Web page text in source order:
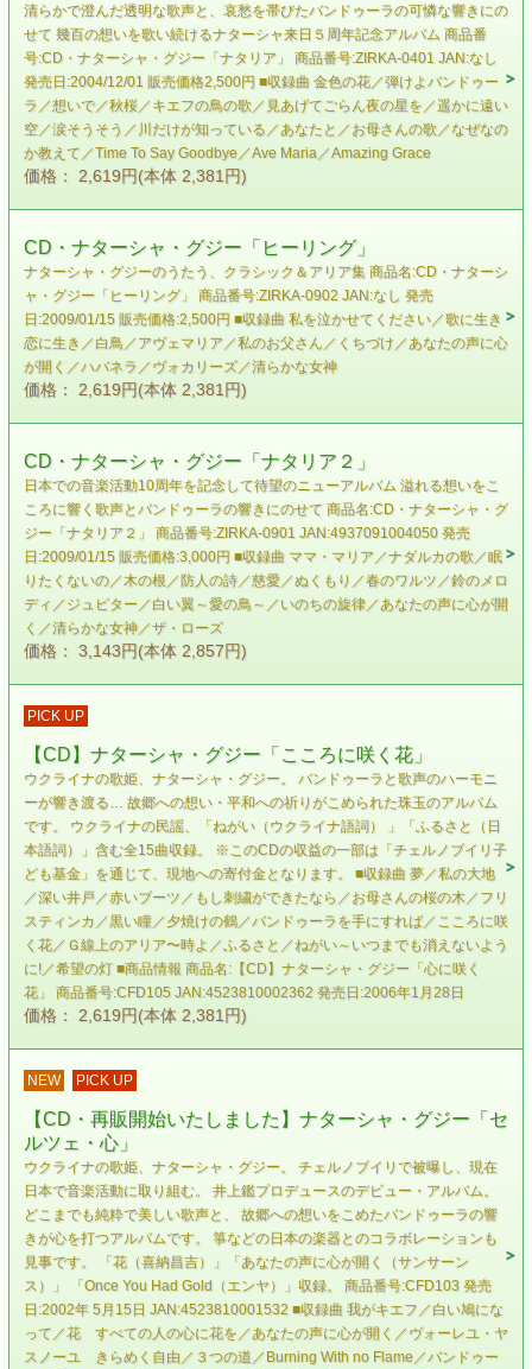
清らかで澄んだ透明な歌声と、哀愁を帯びたバンドゥーラの可憐な響きにの
せて 幾百の想いを歌い続けるナターシャ来日５周年記念アルバム 商品番
号:CD・ナターシャ・グジー「ナタリア」 商品番号:ZIRKA-0401 JAN:なし
発売日:2004/12/01 販売価格2,500円 ■収録曲 金色の花／弾けよバンドゥー
ラ／想いで／秋桜／キエフの鳥の歌／見あげてごらん夜の星を／遥かに遠い
空／涙そうそう／川だけが知っている／あなたと／お母さんの歌／なぜなの
か教えて／Time To Say Goodbye／Ave Maria／Amazing Grace
価格： 2,619円(本体 2,381円)
CD・ナターシャ・グジー「ヒーリング」
ナターシャ・グジーのうたう、クラシック＆アリア集 商品名:CD・ナターシ
ャ・グジー「ヒーリング」 商品番号:ZIRKA-0902 JAN:なし 発売
日:2009/01/15 販売価格:2,500円 ■収録曲 私を泣かせてください／歌に生き
恋に生き／白鳥／アヴェマリア／私のお父さん／くちづけ／あなたの声に心
が開く／ハバネラ／ヴォカリーズ／清らかな女神
価格： 2,619円(本体 2,381円)
CD・ナターシャ・グジー「ナタリア２」
日本での音楽活動10周年を記念して待望のニューアルバム 溢れる想いをこ
ころに響く歌声とバンドゥーラの響きにのせて 商品名:CD・ナターシャ・グ
ジー「ナタリア２」 商品番号:ZIRKA-0901 JAN:4937091004050 発売
日:2009/01/15 販売価格:3,000円 ■収録曲 ママ・マリア／ナダルカの歌／眠
りたくないの／木の根／防人の詩／慈愛／ぬくもり／春のワルツ／鈴のメロ
ディ／ジュピター／白い翼～愛の鳥～／いのちの旋律／あなたの声に心が開
く／清らかな女神／ザ・ローズ
価格： 3,143円(本体 2,857円)
PICK UP
【CD】ナターシャ・グジー「こころに咲く花」
ウクライナの歌姫、ナターシャ・グジー。 バンドゥーラと歌声のハーモニ
ーが響き渡る… 故郷への想い・平和への祈りがこめられた珠玉のアルバム
です。 ウクライナの民謡、「ねがい（ウクライナ語詞） 」「ふるさと（日
本語詞）」含む全15曲収録。 ※このCDの収益の一部は「チェルノブイリ子
ども基金」を通じて、現地への寄付金となります。 ■収録曲 夢／私の大地
／深い井戸／赤いブーツ／もし刺繍ができたなら／お母さんの桜の木／フリ
スティンカ／黒い瞳／夕焼けの鶴／バンドゥーラを手にすれば／こころに咲
く花／Ｇ線上のアリア〜時よ／ふるさと／ねがい～いつまでも消えないよう
に!／希望の灯 ■商品情報 商品名:【CD】ナターシャ・グジー「心に咲く
花」 商品番号:CFD105 JAN:4523810002362 発売日:2006年1月28日
価格： 2,619円(本体 2,381円)
NEW PICK UP
【CD・再販開始いたしました】ナターシャ・グジー「セ
ルツェ・心」
ウクライナの歌姫、ナターシャ・グジー。 チェルノブイリで被曝し、現在
日本で音楽活動に取り組む。 井上鑑プロデュースのデビュー・アルバム。
どこまでも純粋で美しい歌声と、 故郷への想いをこめたバンドゥーラの響
きが心を打つアルバムです。 箏などの日本の楽器とのコラボレーションも
見事です。 「花（喜納昌吉）」「あなたの声に心が開く（サンサーン
ス）」 「Once You Had Gold（エンヤ）」収録。 商品番号:CFD103 発売
日:2002年 5月15日 JAN:4523810001532 ■収録曲 我がキエフ／白い鳩にな
って／花 すべての人の心に花を／あなたの声に心が開く／ヴォーレユ・ヤ
スノーユ きらめく自由／３つの道／Burning With no Flame／バンドゥー